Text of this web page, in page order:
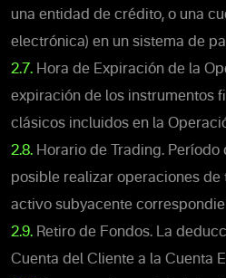
una entidad de crédito, o una
electrónica) en un sistema de
2.7. Hora de Expiración de la
expiración de los instrumentos
clásicos incluidos en la
2.8. Horario de Trading.
posible realizar operaciones
activo subyacente
2.9. Retiro de Fondos. La
Cuenta del Cliente a la Cuenta